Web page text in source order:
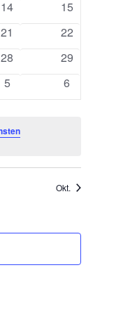
0
Veranstaltungen
14
0
Veranstaltungen
15
0
Veranstaltungen
21
0
Veranstaltungen
22
0
Veranstaltungen
28
0
Veranstaltungen
29
0
Veranstaltungen
5
0
Veranstaltungen
6
Okt.